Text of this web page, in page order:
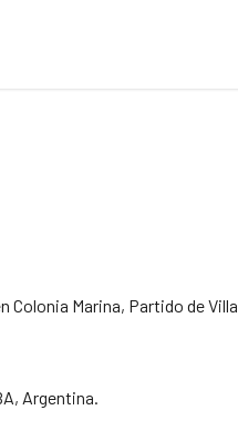
Marina, Partido de Villa
Argentina.